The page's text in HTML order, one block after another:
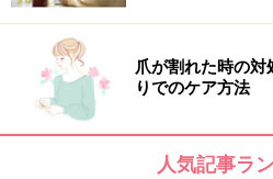
爪が割れた時の対
りでのケア方法
人気記事ラ